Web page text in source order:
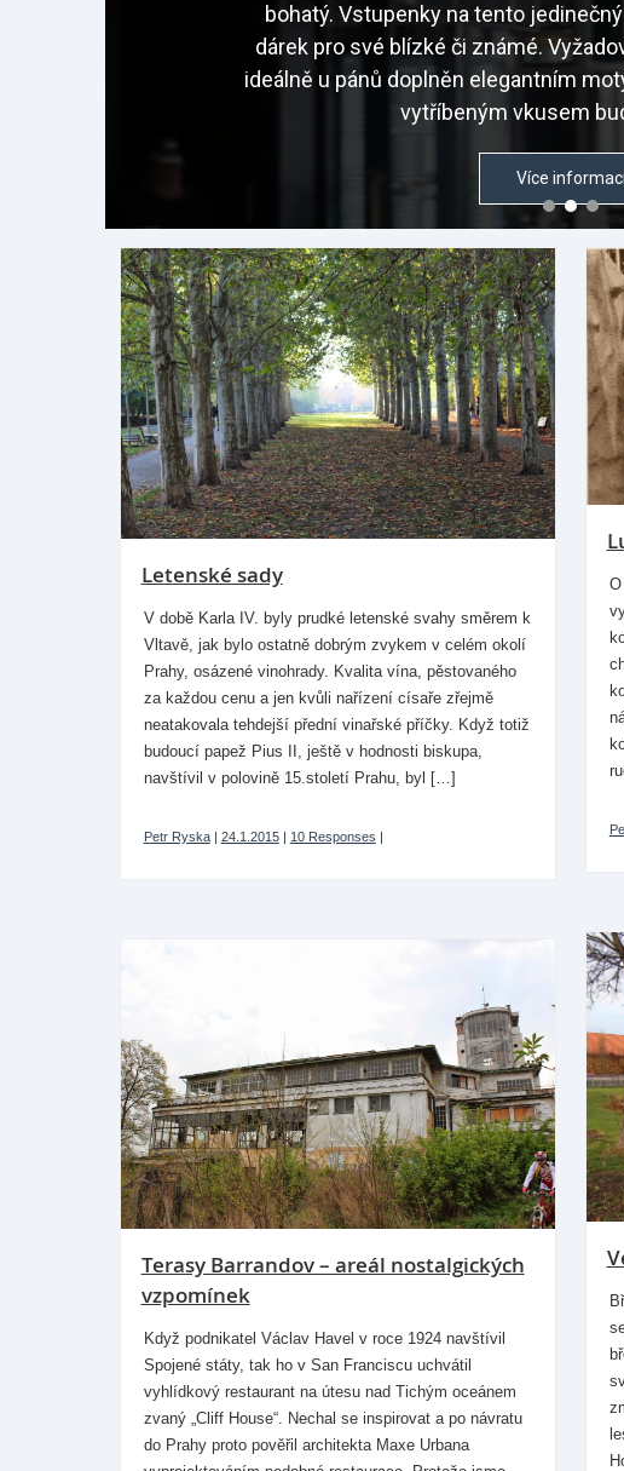
bohatý. Vstupenky na tento
dárek pro své blízké či známé.
ideálně u pánů doplněn elegantním
vytříbeným vkusem
Více
Letenské sady
V době Karla IV. byly prudké letenské svahy směrem k
Vltavě, jak bylo ostatně dobrým zvykem v celém okolí
Prahy, osázené vinohrady. Kvalita vína, pěstovaného
za každou cenu a jen kvůli nařízení císaře zřejmě
neatakovala tehdejší přední vinařské příčky. Když totiž
budoucí papež Pius II, ještě v hodnosti biskupa,
navštívil v polovině 15.století Prahu, byl […]
Petr Ryska| 24.1.2015| 10 Responses |
Terasy Barrandov – areál nostalgických
vzpomínek
Když podnikatel Václav Havel v roce 1924 navštívil
Spojené státy, tak ho v San Franciscu uchvátil
vyhlídkový restaurant na útesu nad Tichým oceánem
zvaný „Cliff House“. Nechal se inspirovat a po návratu
do Prahy proto pověřil architekta Maxe Urbana